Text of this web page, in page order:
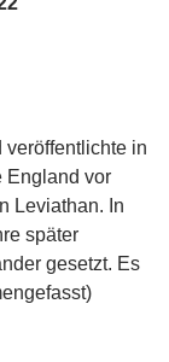
in
England vor
Leviathan. In
später
gesetzt. Es